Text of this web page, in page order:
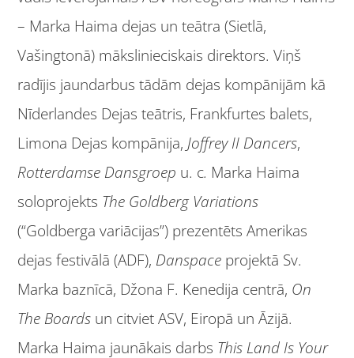
– Marka Haima dejas un teātra (Sietlā,
Vašingtonā) mākslinieciskais direktors. Viņš
radījis jaundarbus tādām dejas kompānijām kā
Nīderlandes Dejas teātris, Frankfurtes balets,
Limona Dejas kompānija,Joffrey II Dancers,
Rotterdamse Dansgroep u. c. Marka Haima
soloprojekts The Goldberg Variations
(“Goldberga variācijas”) prezentēts Amerikas
dejas festivālā (ADF), Danspace projektā Sv.
Marka baznīcā, Džona F. Kenedija centrā, On
The Boards un citviet ASV, Eiropā un Āzijā.
Marka Haima jaunākais darbs This Land Is Your